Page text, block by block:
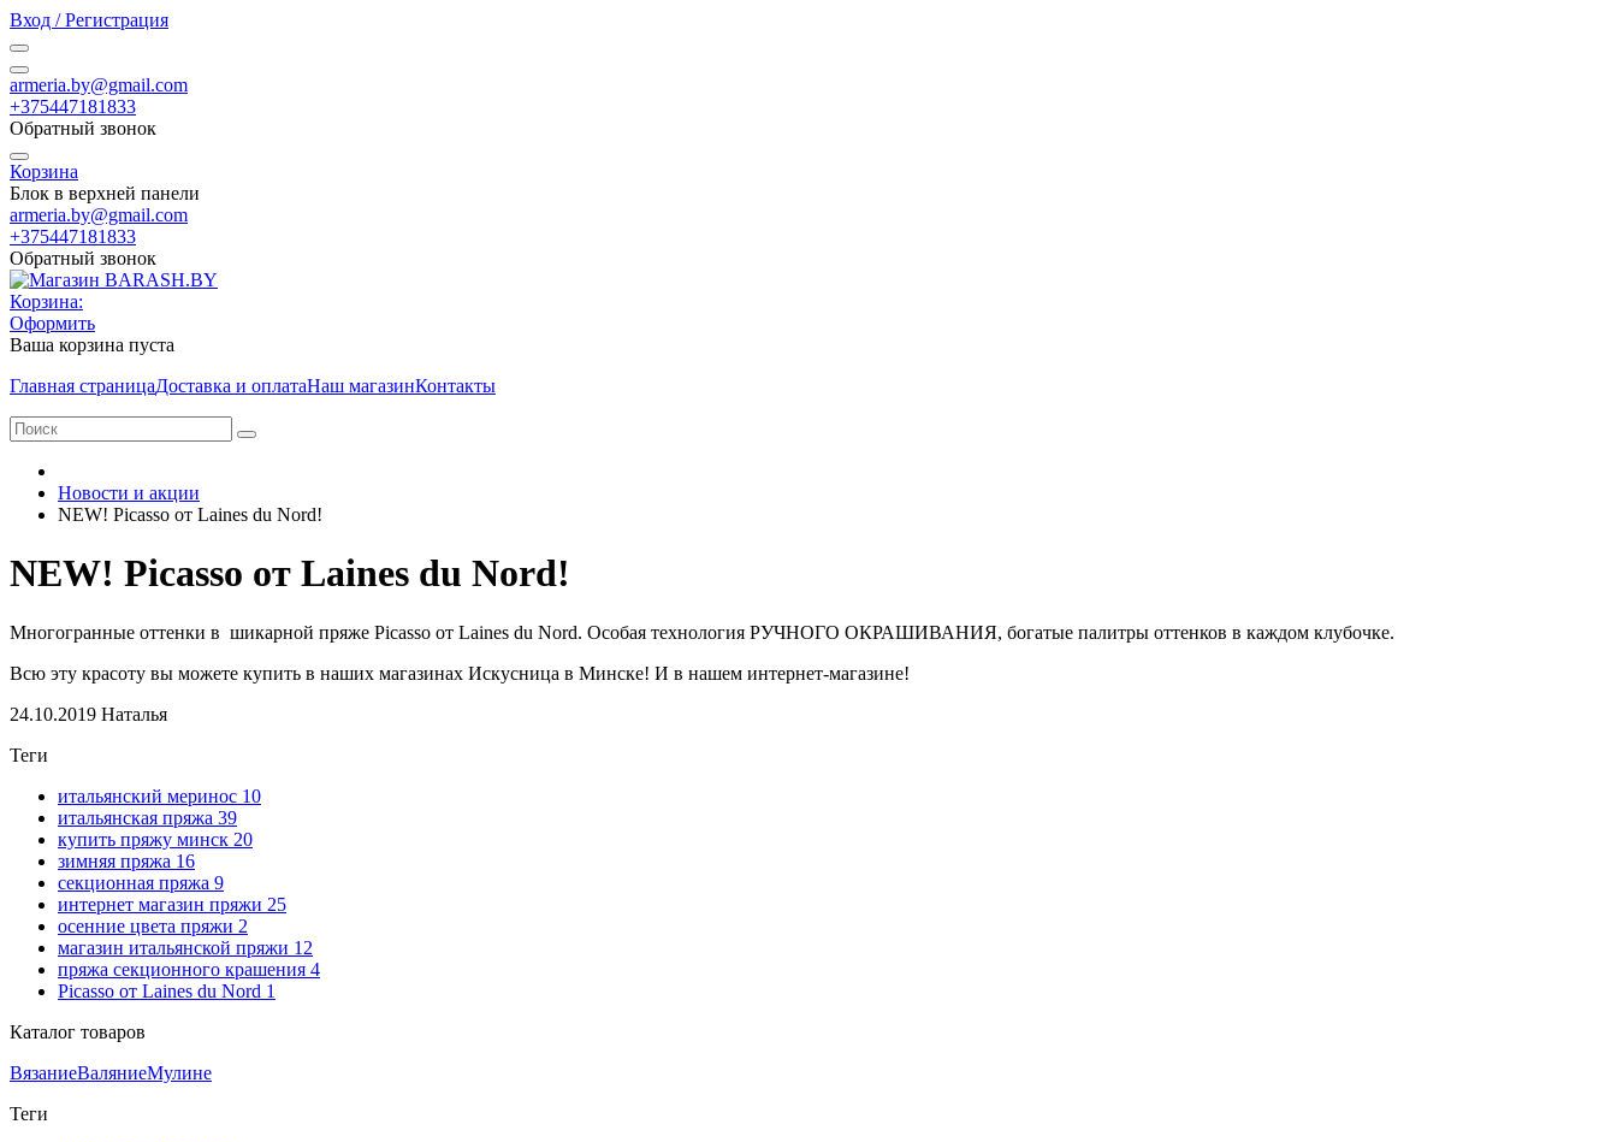
Вход / Регистрация
armeria.by@gmail.com
+375447181833
Обратный звонок
Корзина
Блок в верхней панели
armeria.by@gmail.com
+375447181833
Обратный звонок
Корзина:
Оформить
Ваша корзина пуста
Главная страницаДоставка и оплатаНаш магазинКонтакты
Новости и акции
NEW! Picasso от Laines du Nord!
NEW! Picasso от Laines du Nord!
Многогранные оттенки в шикарной пряже Picasso от Laines du Nord. Особая технология РУЧНОГО ОКРАШИВАНИЯ, богатые палитры оттенков в каждом клубочке.
Всю эту красоту вы можете купить в наших магазинах Искусница в Минске! И в нашем интернет-магазине!
24.10.2019 Наталья
Теги
итальянский меринос 10
итальянская пряжа 39
купить пряжу минск 20
зимняя пряжа 16
секционная пряжа 9
интернет магазин пряжи 25
осенние цвета пряжи 2
магазин итальянской пряжи 12
пряжа секционного крашения 4
Picasso от Laines du Nord 1
Каталог товаров
ВязаниеВаляниеМулине
Теги